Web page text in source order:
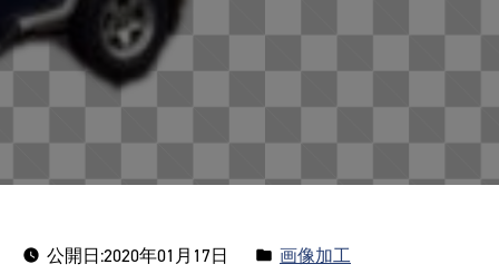
ご依頼方法
よくある質問
公開日:2020年01月17日
カ
画像加工